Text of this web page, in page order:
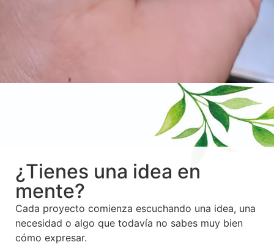
¿Tienes una idea en
mente?
Cada proyecto comienza escuchando una idea, una
necesidad o algo que todavía no sabes muy bien
cómo expresar.